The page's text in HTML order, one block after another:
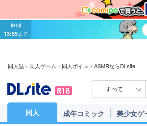
9/14
13:59まで
同人誌・同人ゲーム・同人ボイス・ASMRならDLsite
すべて
同人 成年コミック 美少女ゲ